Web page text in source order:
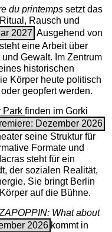
du printempssetzt das
Rausch und
2027 Ausgehend von
eine Arbeit über
Gewalt. Im Zentrum
historischen
Körper heute politisch
geopfert werden.
Park finden im Gorki
Dezember 2026
seine Struktur für
Formate und
steht für ein
der sozialen Realität,
Sie bringt Berlin
auf die Bühne.
What about
2026 kommt in